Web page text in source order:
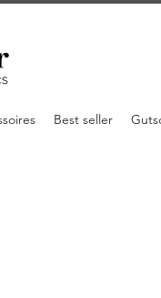
Best seller